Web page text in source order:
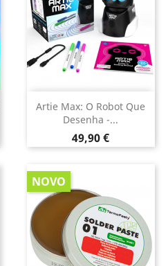
Artie Max: O Robot Que
Desenha -...
Preço
49,90 €
NOVO